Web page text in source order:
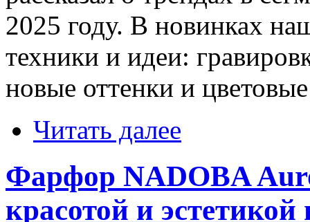
2025 году. В новинках
техники и идеи:
новые оттенки и
Читать далее
Фарфор NADOBA
красотой и эстетикой